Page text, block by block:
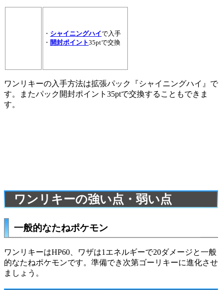
・ シャイニングハイで入手
・ 開封ポイント35ptで交換
ワンリキーの入手方法は拡張パック『シャイニングハイ』で
す。またパック開封ポイント35ptで交換することもできま
す。
ワンリキーの強い点・弱い点
一般的なたねポケモン
ワンリキーはHP60、ワザは1エネルギーで20ダメージと一般
的なたねポケモンです。準備でき次第ゴーリキーに進化させ
ましょう。